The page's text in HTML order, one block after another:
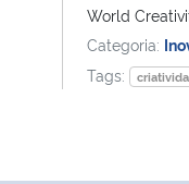
World
Categoria:
Tags: